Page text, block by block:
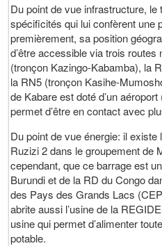
Du point de vue infrastructure, le
spécificités qui lui confèrent une
premièrement, sa position
d’être accessible via trois routes
(tronçon Kazingo-Kabamba), la
la RN5 (tronçon Kasihe-
de Kabare est doté d’un
permet d’être en contact avec
Du point de vue énergie: il
Ruzizi 2 dans le groupement de
cependant, que ce barrage est
Burundi et de la RD du Congo
des Pays des Grands Lacs
abrite aussi l’usine de la
usine qui permet d’alimenter
potable.